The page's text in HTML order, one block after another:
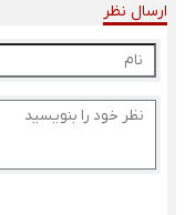
ارسال نظر